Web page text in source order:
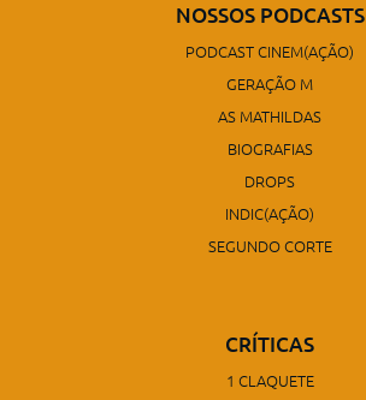
NOSSOS PODCASTS
PODCAST CINEM(AÇÃO)
GERAÇÃO M
AS MATHILDAS
BIOGRAFIAS
DROPS
INDIC(AÇÃO)
SEGUNDO CORTE
CRÍTICAS
1 CLAQUETE